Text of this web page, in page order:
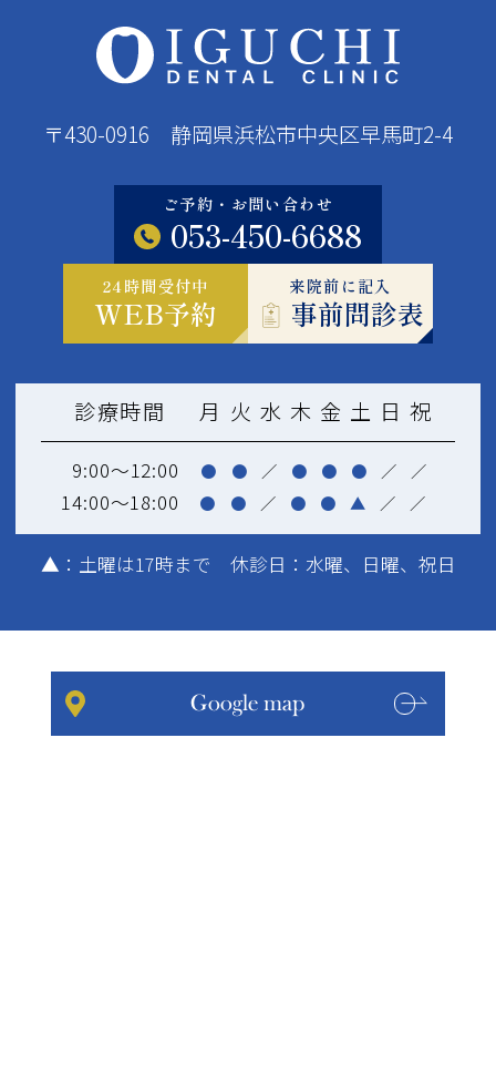
〒430-0916 静岡県浜松市中央区早馬町2-4
ご予約・お問い合わせ
053-450-6688
24時間受付中
WEB予約
来院前に記入
事前問診表
診療時間 月 火 水 木 金 土 日 祝
9:00～12:00 ● ● ／ ● ● ● ／ ／
14:00～18:00 ● ● ／ ● ● ▲ ／ ／
▲ ：土曜は17時まで 休診日：水曜、日曜、祝日
Google map